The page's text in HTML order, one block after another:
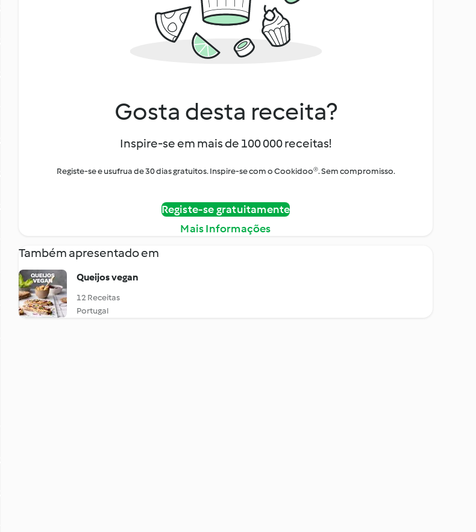
Gosta desta receita?
Inspire-se em mais de 100 000 receitas!
Registe-se e usufrua de 30 dias gratuitos. Inspire-se com o Cookidoo®. Sem compromisso.
Registe-se gratuitamente
Mais Informações
Também apresentado em
Queijos vegan
12 Receitas
Portugal